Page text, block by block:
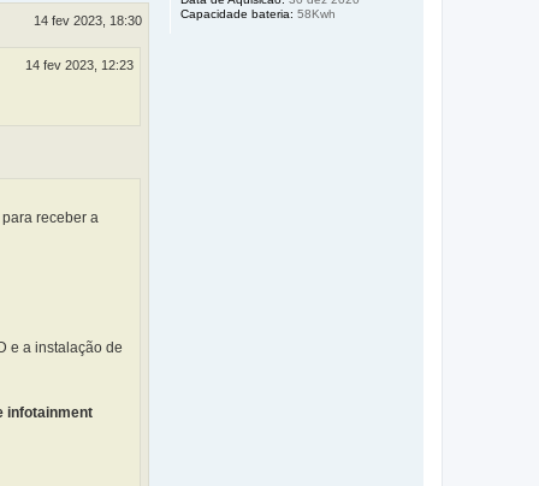
Capacidade bateria: 58Kwh
14 fev 2023, 18:30
14 fev 2023, 12:23
receber a
e a instalação de
infotainment